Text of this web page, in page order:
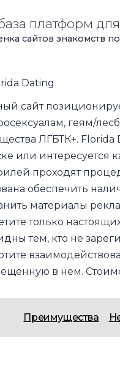
платформ для
сайтов знакомств
сайт
геям/
ЛГБТК+. Florida
или интересуется
проходят
обеспечить
материалы
только
тем, кто не
в нем.
Преимущества